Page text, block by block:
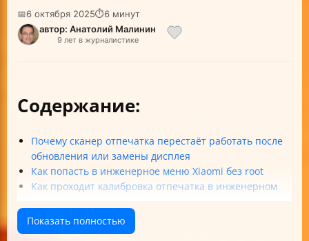
📅6 октября 2025⏱6 минут
автор: Анатолий Малинин
9 лет в журналистике
Содержание:
Почему сканер отпечатка перестаёт работать после
обновления или замены дисплея
Как попасть в инженерное меню Xiaomi без root
Как проходит калибровка отпечатка в инженерном
Что делать, если возникает ошибка на этапе с
чёрным предметом
Показать полностью